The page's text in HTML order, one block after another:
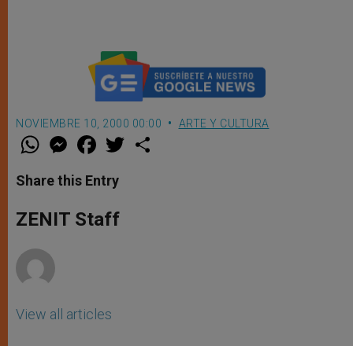
NOVIEMBRE 10, 2000 00:00 ARTE Y CULTURA
W
t
s
p
p
M
e
s
e
g
e
F
a
e
b
o
k
w
Share this Entry
ZENIT Staff
View all articles